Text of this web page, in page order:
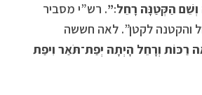
הַקְּטַנָּה רָחֵל׃”. רש”י מסביר
והקטנה לקטן”. לאה חששה
רַכּוֹת וְרָחֵל הָיְתָה יְפַת־תֹּאַר וִיפַת